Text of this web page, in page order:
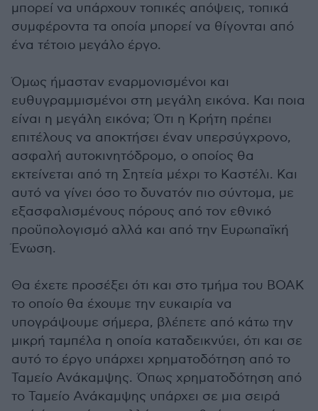
μπορεί να υπάρχουν τοπικές απόψεις, τοπικά
συμφέροντα τα οποία μπορεί να θίγονται από
ένα τέτοιο μεγάλο έργο.
Όμως ήμασταν εναρμονισμένοι και
ευθυγραμμισμένοι στη μεγάλη εικόνα. Και ποια
είναι η μεγάλη εικόνα; Ότι η Κρήτη πρέπει
επιτέλους να αποκτήσει έναν υπερσύγχρονο,
ασφαλή αυτοκινητόδρομο, ο οποίος θα
εκτείνεται από τη Σητεία μέχρι το Καστέλι. Και
αυτό να γίνει όσο το δυνατόν πιο σύντομα, με
εξασφαλισμένους πόρους από τον εθνικό
προϋπολογισμό αλλά και από την Ευρωπαϊκή
Ένωση.
Θα έχετε προσέξει ότι και στο τμήμα του ΒΟΑΚ
το οποίο θα έχουμε την ευκαιρία να
υπογράψουμε σήμερα, βλέπετε από κάτω την
μικρή ταμπέλα η οποία καταδεικνύει, ότι και σε
αυτό το έργο υπάρχει χρηματοδότηση από το
Ταμείο Ανάκαμψης. Όπως χρηματοδότηση από
το Ταμείο Ανάκαμψης υπάρχει σε μια σειρά